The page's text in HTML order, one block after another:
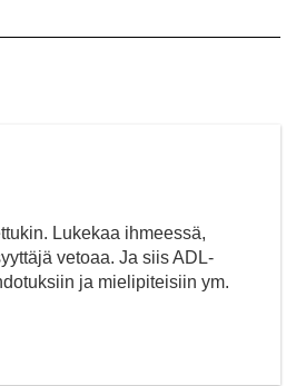
Lukekaa ihmeessä,
vetoaa. Ja siis ADL-
ja mielipiteisiin ym.